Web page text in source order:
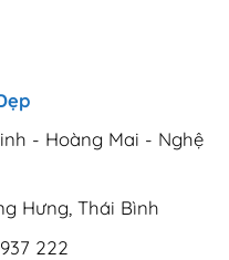
- Hoàng Mai - Nghệ
Hưng, Thái Bình
222